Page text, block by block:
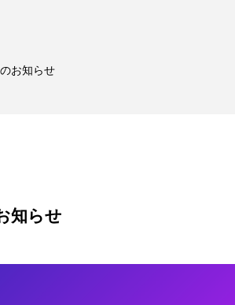
お知らせ
知らせ